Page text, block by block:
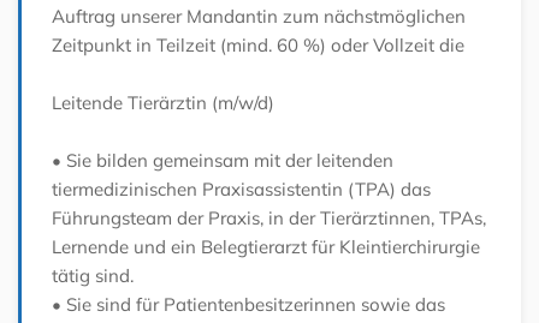
Auftrag unserer Mandantin zum nächstmöglichen
Zeitpunkt in Teilzeit (mind. 60 %) oder Vollzeit die
Leitende Tierärztin (m/w/d)
• Sie bilden gemeinsam mit der leitenden
tiermedizinischen Praxisassistentin (TPA) das
Führungsteam der Praxis, in der Tierärztinnen, TPAs,
Lernende und ein Belegtierarzt für Kleintierchirurgie
tätig sind.
• Sie sind für Patientenbesitzerinnen sowie das